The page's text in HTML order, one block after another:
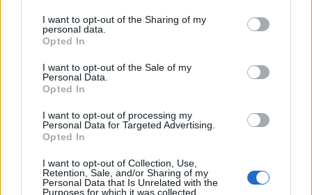
I want to opt-out of the Sharing of my
personal data.
Opted In
I want to opt-out of the Sale of my
Personal Data.
Opted In
I want to opt-out of processing my
Personal Data for Targeted Advertising.
Opted In
I want to opt-out of Collection, Use,
Retention, Sale, and/or Sharing of my
Personal Data that Is Unrelated with the
Purposes for which it was collected.
(19-20) Στην κορυφή ο Real 97.8 με τον
Νίκο Μπογιόπουλο, στο τέλος της
απογευματινής ζώνης
21.07.2026 - 14:53